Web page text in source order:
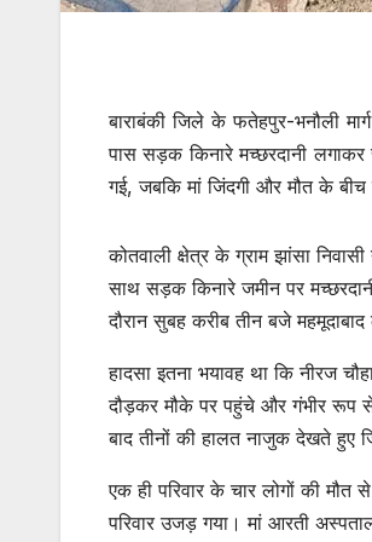
बाराबंकी जिले के फतेहपुर-भनौली
पास सड़क किनारे मच्छरदानी
गई, जबकि मां जिंदगी और मौत के
कोतवाली क्षेत्र के ग्राम झांसा
साथ सड़क किनारे जमीन पर
दौरान सुबह करीब तीन बजे
हादसा इतना भयावह था कि नीरज
दौड़कर मौके पर पहुंचे और गंभीर रूप
बाद तीनों की हालत नाजुक देखते हुए
एक ही परिवार के चार लोगों की
परिवार उजड़ गया। मां आरती